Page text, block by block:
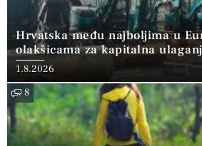
Hrvatska među najboljima u
olakšicama za kapitalna
1.8.2026
8